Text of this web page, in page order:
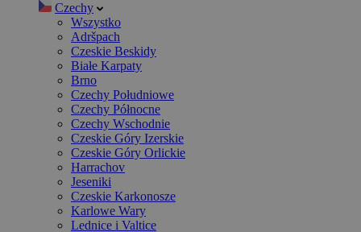
Czechy
Wszystko
Adršpach
Czeskie Beskidy
Białe Karpaty
Brno
Czechy Południowe
Czechy Północne
Czechy Wschodnie
Czeskie Góry Izerskie
Czeskie Góry Orlickie
Harrachov
Jeseniki
Czeskie Karkonosze
Karlowe Wary
Lednice i Valtice